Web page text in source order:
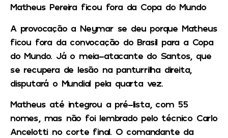
Matheus Pereira ficou fora da Copa do Mundo
A provocação a Neymar se deu porque Matheus
ficou fora da convocação do Brasil para a Copa
do Mundo. Já o meia-atacante do Santos, que
se recupera de lesão na panturrilha direita,
disputará o Mundial pela quarta vez.
Matheus até integrou a pré-lista, com 55
nomes, mas não foi lembrado pelo técnico Carlo
Ancelotti no corte final. O comandante da